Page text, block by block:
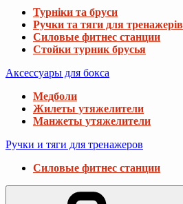
Турніки та бруси
Ручки та тяги для тренажерів
Силовые фитнес станции
Стойки турник брусья
Аксессуары для бокса
Медболи
Жилеты утяжелители
Манжеты утяжелители
Ручки и тяги для тренажеров
Силовые фитнес станции